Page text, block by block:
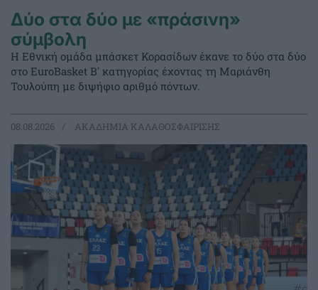
Δύο στα δύο με «πράσινη»
σύμβολη
Η Εθνική ομάδα μπάσκετ Κορασίδων έκανε το δύο στα δύο
στο EuroBasket Β' κατηγορίας έχοντας τη Μαριάνθη
Τουλούπη με διψήφιο αριθμό πόντων.
08.08.2026 ΑΚΑΔΗΜΙΑ ΚΑΛΑΘΟΣΦΑΙΡΙΣΗΣ